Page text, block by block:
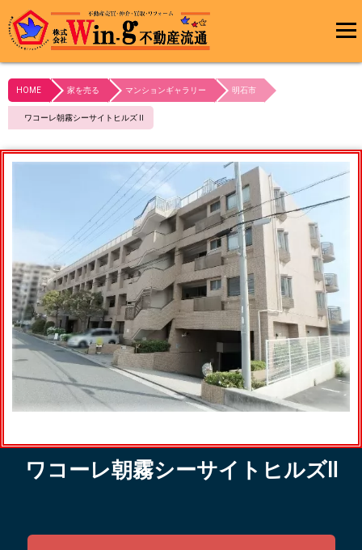
メインメ
最終更新日:2024/04/16
HOME 家を売る マンションギャラリー 明石市
ワコーレ朝霧シーサイトヒルズⅡ
ワコーレ朝霧シーサイトヒルズⅡ